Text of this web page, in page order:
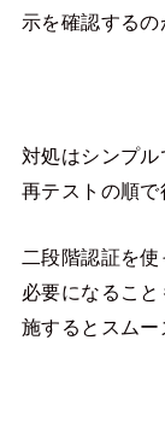
示を確認するの
対処はシンプ
再テストの順で
二段階認証を
必要になるこ
施するとスムー